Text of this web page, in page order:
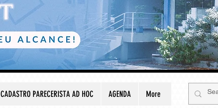
CADASTRO PARECERISTA AD HOC AGENDA More